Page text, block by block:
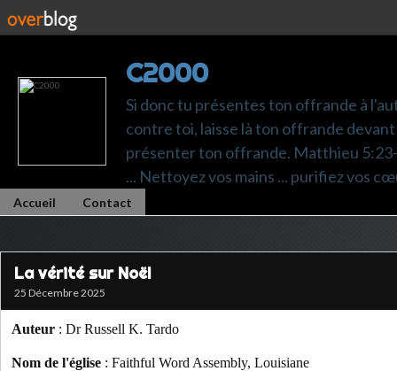
C2000
Si donc tu présentes ton offrande à
contre toi, laisse là ton offrande
présenter ton offrande. Matthieu 5:23-
... Nettoyez vos mains ... purifiez vos
Accueil Contact
La vérité sur Noël
25 Décembre 2025
Auteur : Dr Russell K. Tardo
Nom de l'église : Faithful Word Assembly, Louisiane